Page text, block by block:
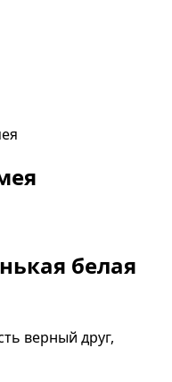
белая
верный друг,